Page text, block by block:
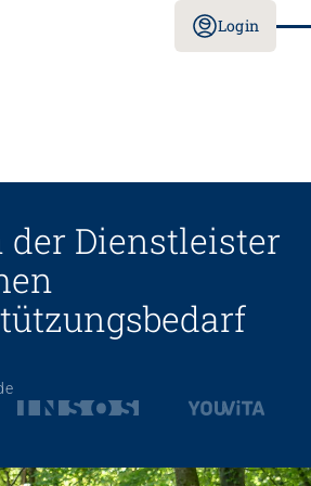
Login
der Dienstleister